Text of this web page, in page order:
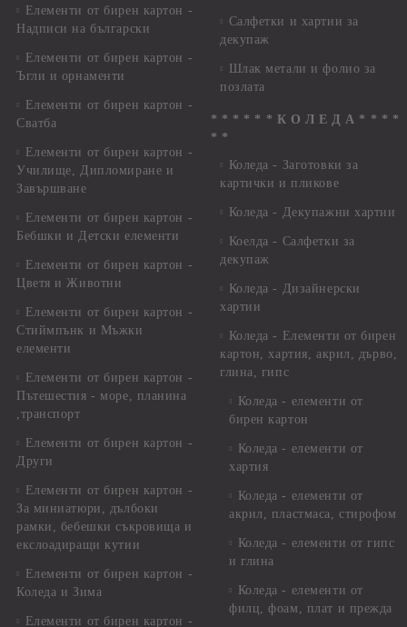
Елементи от бирен картон -
Надписи на български
Елементи от бирен картон -
Ъгли и орнаменти
Елементи от бирен картон -
Сватба
Елементи от бирен картон -
Училище, Дипломиране и
Завършване
Елементи от бирен картон -
Бебшки и Детски елементи
Елементи от бирен картон -
Цветя и Животни
Елементи от бирен картон -
Стиймпънк и Мъжки
елементи
Елементи от бирен картон -
Пътешестия - море, планина
,транспорт
Елементи от бирен картон -
Други
Елементи от бирен картон -
За миниатюри, дълбоки
рамки, бебешки съкровища и
екслоадиращи кутии
Елементи от бирен картон -
Коледа и Зима
Елементи от бирен картон -
Салфетки и хартии за
декупаж
Шлак метали и фолио за
позлата
* * * * * * К О Л Е Д А * * * *
* *
Коледа - Заготовки за
картички и пликове
Коледа - Декупажни хартии
Коелда - Салфетки за
декупаж
Коледа - Дизайнерски
хартии
Коледа - Eлементи от бирен
картон, хартия, акрил, дърво,
глина, гипс
Коледа - елементи от
бирен картон
Коледа - елементи от
хартия
Коледа - елементи от
акрил, пластмаса, стирофом
Коледа - елементи от гипс
и глина
Коледа - елементи от
филц, фоам, плат и прежда